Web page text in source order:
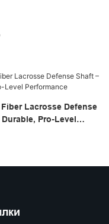
Lacrosse Defense
Pro-Level